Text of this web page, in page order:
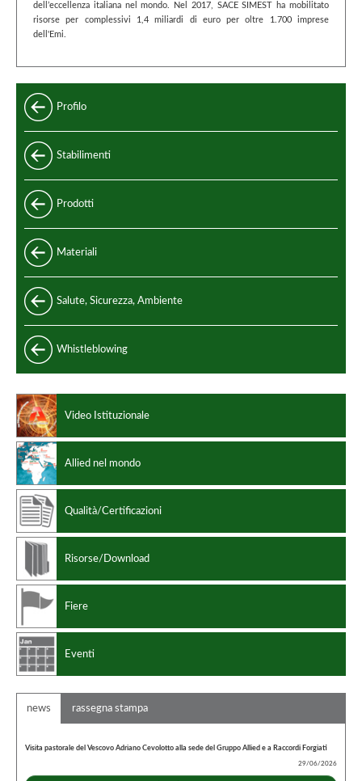
dell’eccellenza italiana nel mondo. Nel 2017, SACE SIMEST ha mobilitato
risorse per complessivi 1,4 miliardi di euro per oltre 1.700 imprese
dell'Emi.
Profilo
Stabilimenti
Prodotti
Standard
Speciali
Standard di produzione
Materiali
Acciaio e leghe di acciaio
Acciaio inox
Leghe non ferrose
Salute, Sicurezza, Ambiente
Whistleblowing
Video Istituzionale
Allied nel mondo
Qualità/Certificazioni
Risorse/Download
Fiere
Eventi
news rassegna stampa
Visita pastorale del Vescovo Adriano Cevolotto alla sede del Gruppo Allied e a Raccordi Forgiati
29/06/2026